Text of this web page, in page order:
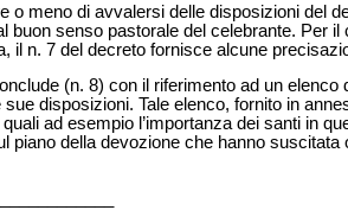
o meno di avvalersi delle disposizioni del
buon senso pastorale del celebrante. Per
il n. 7 del decreto fornisce alcune
(n. 8) con il riferimento ad un
sue disposizioni. Tale elenco, fornito in
ad esempio l’importanza dei santi in
piano della devozione che hanno